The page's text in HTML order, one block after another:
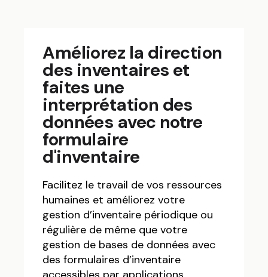
Améliorez la direction
des inventaires et
faites une
interprétation des
données avec notre
formulaire
d'inventaire
Facilitez le travail de vos ressources
humaines et améliorez votre
gestion d’inventaire périodique ou
régulière de même que votre
gestion de bases de données avec
des formulaires d’inventaire